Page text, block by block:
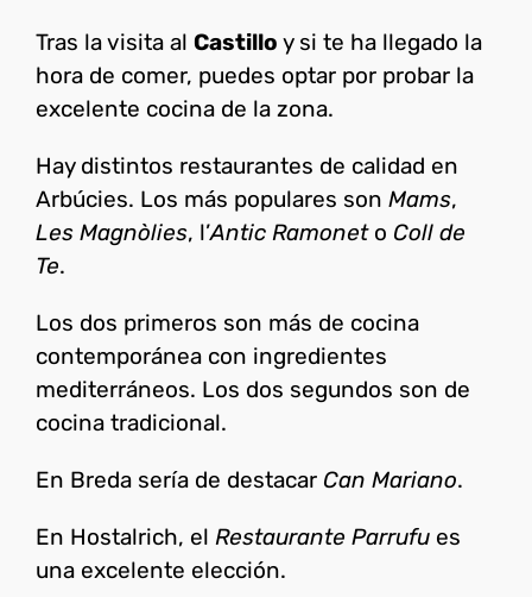
Tras la visita al Castillo y si te ha llegado la
hora de comer, puedes optar por probar la
excelente cocina de la zona.
Hay distintos restaurantes de calidad en
Arbúcies. Los más populares son Mams,
Les Magnòlies, l’Antic Ramoneto Coll de
Te.
Los dos primeros son más de cocina
contemporánea con ingredientes
mediterráneos. Los dos segundos son de
cocina tradicional.
En Breda sería de destacar Can Mariano.
En Hostalrich, el Restaurante Parrufues
una excelente elección.